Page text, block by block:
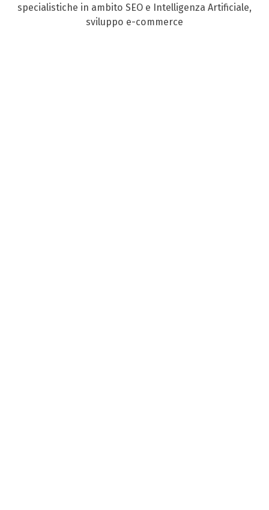
specialistiche in ambito SEO e Intelligenza Artificiale,
sviluppo e-commerce